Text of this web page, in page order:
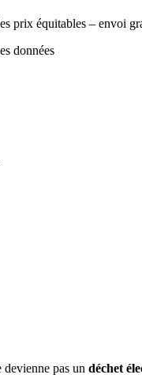
prix équitables – envoi
données
pas un déchet